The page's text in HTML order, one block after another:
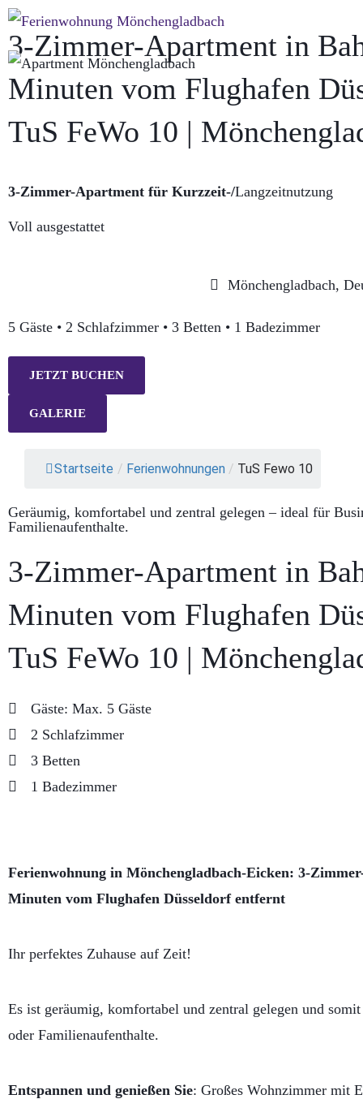
3-Zimmer-Apartment in
Minuten vom Flughafen
TuS FeWo 10 |
3-Zimmer-Apartment für Kurzzeit-/Langzeitnutzung
Voll ausgestattet
Mönchengladbach,
5 Gäste • 2 Schlafzimmer • 3 Betten • 1 Badezimmer
JETZT BUCHEN
GALERIE
Startseite / Ferienwohnungen / TuS Fewo 10
Geräumig, komfortabel und zentral gelegen – ideal für
Familienaufenthalte.
3-Zimmer-Apartment in
Minuten vom Flughafen
TuS FeWo 10 |
Gäste: Max. 5 Gäste
2 Schlafzimmer
3 Betten
1 Badezimmer
Ferienwohnung in Mönchengladbach-Eicken: 3-
Minuten vom Flughafen Düsseldorf entfernt
Ihr perfektes Zuhause auf Zeit!
Es ist geräumig, komfortabel und zentral gelegen und
oder Familienaufenthalte.
Entspannen und genießen Sie: Großes Wohnzimmer mit